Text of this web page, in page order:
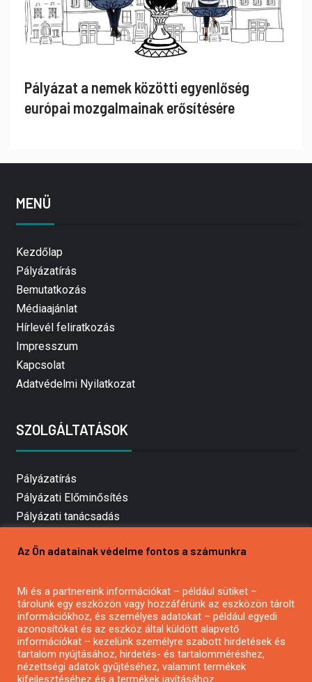
Pályázat a nemek közötti egyenlőség
európai mozgalmainak erősítésére
MENÜ
Kezdőlap
Pályázatírás
Bemutatkozás
Médiaajánlat
Hírlevél feliratkozás
Impresszum
Kapcsolat
Adatvédelmi Nyilatkozat
SZOLGÁLTATÁSOK
Pályázatírás
Pályázati Előminősítés
Pályázati tanácsadás
Mezőgazdasági pályázatírás
Pályázatírás civil szervezeteknek
Pályázatírás önkormányzatoknak
Pályázatfigyelés
Specifikus pályázatfigyelés vagy hírlevél
Az Ön adatainak védelme fontos a számunkra
Mi és a partnereink információkat – például sütiket –
tárolunk egy eszközön vagy hozzáférünk az eszközön tárolt
információkhoz, és személyes adatokat – például egyedi
azonosítókat és az eszköz által küldött alapvető
információkat – kezelünk személyre szabott hirdetések és
tartalom nyújtásához, hirdetés- és tartalomméréshez,
nézettségi adatok gyűjtéséhez, valamint termékek
kifejlesztéséhez és a termékek javításához.